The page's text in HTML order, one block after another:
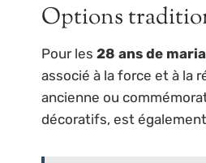
Options
Pour les 28 ans de
associé à la force et à la
ancienne ou
décoratifs, est